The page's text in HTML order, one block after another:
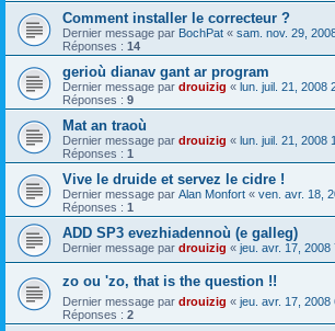
Comment installer le correcteur ?
Dernier message par BochPat « sam. nov. 29,
Réponses : 14
gerioù dianav gant ar program
Dernier message par drouizig « lun. juil. 21, 2008
Réponses : 9
Mat an traoù
Dernier message par drouizig « lun. juil. 21, 2008
Réponses : 1
Vive le druide et servez le cidre !
Dernier message par Alan Monfort « ven. avr. 18,
Réponses : 1
ADD SP3 evezhiadennoù (e galleg)
Dernier message par drouizig « jeu. avr. 17, 2008
zo ou 'zo, that is the question !!
Dernier message par drouizig « jeu. avr. 17, 2008
Réponses : 2